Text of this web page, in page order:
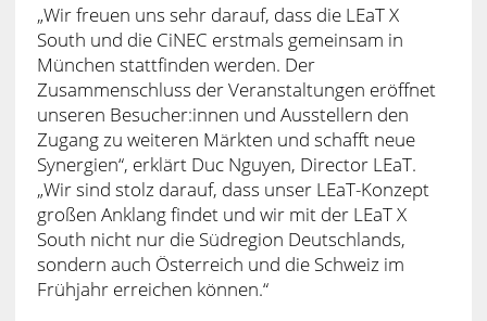
„Wir freuen uns sehr darauf, dass die LEaT X
South und die CiNEC erstmals gemeinsam in
München stattfinden werden. Der
Zusammenschluss der Veranstaltungen eröffnet
unseren Besucher:innen und Ausstellern den
Zugang zu weiteren Märkten und schafft neue
Synergien“, erklärt Duc Nguyen, Director LEaT.
„Wir sind stolz darauf, dass unser LEaT-Konzept
großen Anklang findet und wir mit der LEaT X
South nicht nur die Südregion Deutschlands,
sondern auch Österreich und die Schweiz im
Frühjahr erreichen können.“